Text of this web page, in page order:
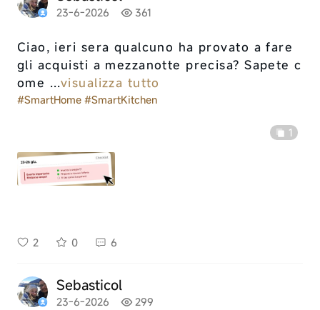
23-6-2026 361
Ciao, ieri sera qualcuno ha provato a fare
gli acquisti a mezzanotte precisa? Sapete c
ome ...visualizza tutto
#SmartHome #SmartKitchen
1
2 0 6
Sebasticol
23-6-2026 299